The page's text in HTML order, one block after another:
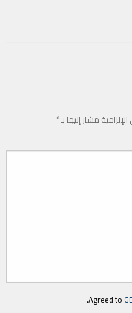
مشار إليها بـ*
Agreed to